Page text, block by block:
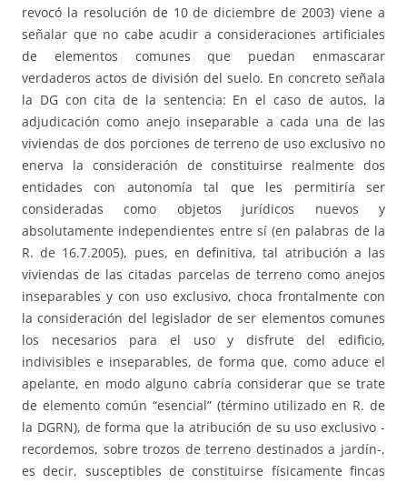
revocó la resolución de 10 de diciembre de 2003) viene a
señalar que no cabe acudir a consideraciones artificiales
de elementos comunes que puedan enmascarar
verdaderos actos de división del suelo. En concreto señala
la DG con cita de la sentencia: En el caso de autos, la
adjudicación como anejo inseparable a cada una de las
viviendas de dos porciones de terreno de uso exclusivo no
enerva la consideración de constituirse realmente dos
entidades con autonomía tal que les permitiría ser
consideradas como objetos jurídicos nuevos y
absolutamente independientes entre sí (en palabras de la
R. de 16.7.2005), pues, en definitiva, tal atribución a las
viviendas de las citadas parcelas de terreno como anejos
inseparables y con uso exclusivo, choca frontalmente con
la consideración del legislador de ser elementos comunes
los necesarios para el uso y disfrute del edificio,
indivisibles e inseparables, de forma que, como aduce el
apelante, en modo alguno cabría considerar que se trate
de elemento común “esencial” (término utilizado en R. de
la DGRN), de forma que la atribución de su uso exclusivo -
recordemos, sobre trozos de terreno destinados a jardín-,
es decir, susceptibles de constituirse físicamente fincas